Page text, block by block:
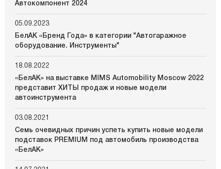
Автокомпонент 2024
05.09.2023
БелАК «Бренд Года» в категории "Автогаражное
оборудование. Инструменты"
18.08.2022
«БелАК» на выставке MIMS Automobility Moscow 2022
представит ХИТЫ продаж и новые модели
автоинструмента
03.08.2021
Семь очевидных причин успеть купить новые модели
подставок PREMIUM под автомобиль производства
«БелАК»